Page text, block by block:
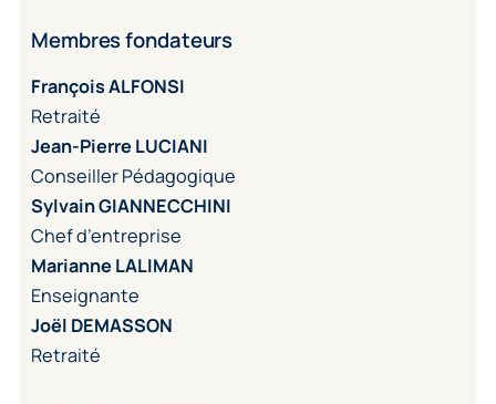
Membres fondateurs
François ALFONSI
Retraité
Jean-Pierre LUCIANI
Conseiller Pédagogique
Sylvain GIANNECCHINI
Chef d’entreprise
Marianne LALIMAN
Enseignante
Joël DEMASSON
Retraité